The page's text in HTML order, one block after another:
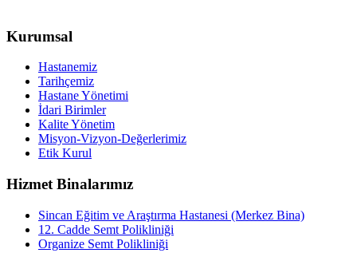
Kurumsal
Hastanemiz
Tarihçemiz
Hastane Yönetimi
İdari Birimler
Kalite Yönetim
Misyon-Vizyon-Değerlerimiz
Etik Kurul
Hizmet Binalarımız
Sincan Eğitim ve Araştırma Hastanesi (Merkez Bina)
12. Cadde Semt Polikliniği
Organize Semt Polikliniği